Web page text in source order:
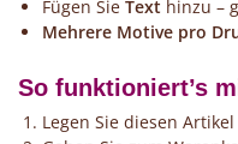
Fügen Sie Text hinzu –
Mehrere Motive pro
So funktioniert’s
Legen Sie diesen